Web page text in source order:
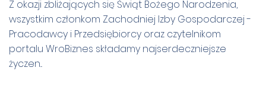
Z okazji zbliżających się Świąt Bożego Narodzenia,
wszystkim członkom Zachodniej Izby Gospodarczej -
Pracodawcy i Przedsiębiorcy oraz czytelnikom
portalu WroBiznes składamy najserdeczniejsze
życzen...